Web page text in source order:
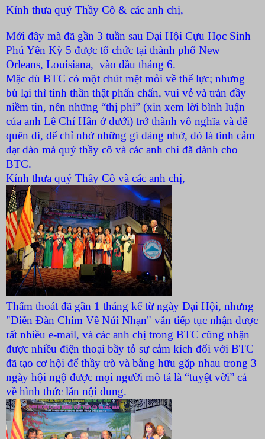
Kính thưa quý Thầy Cô & các anh chị,
Mới đây mà đã gần 3 tuần sau Đại Hội Cựu Học Sinh
Phú Yên Kỳ 5 được tổ chức tại thành phố New
Orleans, Louisiana, vào đầu tháng 6.
Mặc dù BTC có một chút mệt mỏi về thể lực; nhưng
bù lại thì tinh thần thật phấn chấn, vui vẻ và tràn đầy
niềm tin, nên những “thị phi” (xin xem lời bình luận
của anh Lê Chí Hân ở dưới) trở thành vô nghĩa và dễ
quên đi, để chỉ nhớ những gì đáng nhớ, đó là tình cảm
dạt dào mà quý thầy cô và các anh chi đã dành cho
BTC.
Kính thưa quý Thầy Cô và các anh chị,
Thấm thoát đã gần 1 tháng kể từ ngày Đại Hội, nhưng
"Diễn Đàn Chim Về Núi Nhạn" vẫn tiếp tục nhận được
rất nhiều e-mail, và các anh chị trong BTC cũng nhận
được nhiều điện thoại bầy tỏ sự cảm kích đối với BTC
đã tạo cơ hội để thầy trò và bằng hữu gặp nhau trong 3
ngày hội ngộ được mọi người mô tả là “tuyệt vời” cả
về hình thức lẫn nội dung.